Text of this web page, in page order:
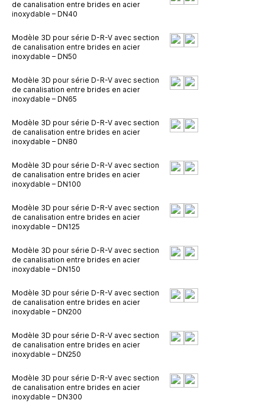
de canalisation entre brides en acier
inoxydable – DN40
Modèle 3D pour série D-R-V avec section
de canalisation entre brides en acier
inoxydable – DN50
Modèle 3D pour série D-R-V avec section
de canalisation entre brides en acier
inoxydable – DN65
Modèle 3D pour série D-R-V avec section
de canalisation entre brides en acier
inoxydable – DN80
Modèle 3D pour série D-R-V avec section
de canalisation entre brides en acier
inoxydable – DN100
Modèle 3D pour série D-R-V avec section
de canalisation entre brides en acier
inoxydable – DN125
Modèle 3D pour série D-R-V avec section
de canalisation entre brides en acier
inoxydable – DN150
Modèle 3D pour série D-R-V avec section
de canalisation entre brides en acier
inoxydable – DN200
Modèle 3D pour série D-R-V avec section
de canalisation entre brides en acier
inoxydable – DN250
Modèle 3D pour série D-R-V avec section
de canalisation entre brides en acier
inoxydable – DN300